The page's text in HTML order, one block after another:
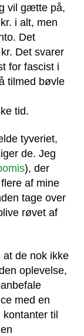
vil gætte på,
i alt, men
Det
Det svarer
for fascist i
tilmed bøvle
tid.
tyveriet,
de. Jeg
), der
af mine
tage over
røvet af
at de nok ikke
oplevelse,
med en
kontanter til